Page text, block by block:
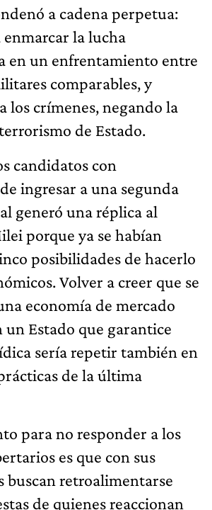
a cadena perpetua:
enmarcar la lucha
en un enfrentamiento entre
comparables, y
los crímenes, negando la
de Estado.
candidatos con
ingresar a una segunda
generó una réplica al
porque ya se habían
posibilidades de hacerlo
Volver a creer que se
economía de mercado
Estado que garantice
sería repetir también en
de la última
para no responder a los
es que con sus
buscan retroalimentarse
de quienes reaccionan